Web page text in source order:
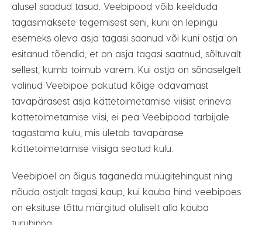
alusel saadud tasud. Veebipood võib keelduda
tagasimaksete tegemisest seni, kuni on lepingu
esemeks oleva asja tagasi saanud või kuni ostja on
esitanud tõendid, et on asja tagasi saatnud, sõltuvalt
sellest, kumb toimub varem. Kui ostja on sõnaselgelt
valinud Veebipoe pakutud kõige odavamast
tavapärasest asja kättetoimetamise viisist erineva
kättetoimetamise viisi, ei pea Veebipood tarbijale
tagastama kulu, mis ületab tavapärase
kättetoimetamise viisiga seotud kulu.
Veebipoel on õigus taganeda müügitehingust ning
nõuda ostjalt tagasi kaup, kui kauba hind veebipoes
on eksituse tõttu märgitud oluliselt alla kauba